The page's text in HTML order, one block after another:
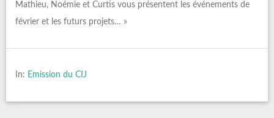
Mathieu, Noémie et Curtis vous présentent les événements de
février et les futurs projets… »
In: Emission du CIJ